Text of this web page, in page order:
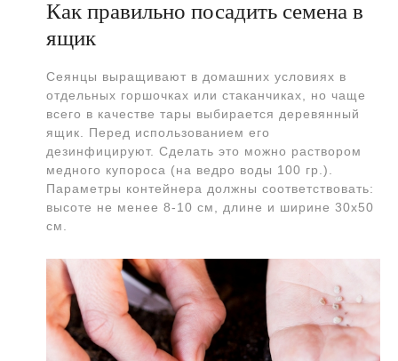
Как правильно посадить семена в
ящик
Сеянцы выращивают в домашних условиях в
отдельных горшочках или стаканчиках, но чаще
всего в качестве тары выбирается деревянный
ящик. Перед использованием его
дезинфицируют. Сделать это можно раствором
медного купороса (на ведро воды 100 гр.).
Параметры контейнера должны соответствовать:
высоте не менее 8-10 см, длине и ширине 30х50
см.